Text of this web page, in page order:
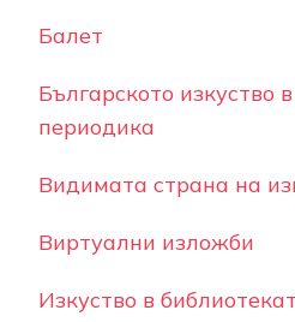
Балет
Българското изкуство
периодика
Видимата страна на
Виртуални изложби
Изкуство в